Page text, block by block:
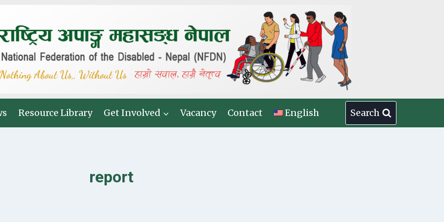
Resource Library Get Involved Vacancy Contact English Search
report